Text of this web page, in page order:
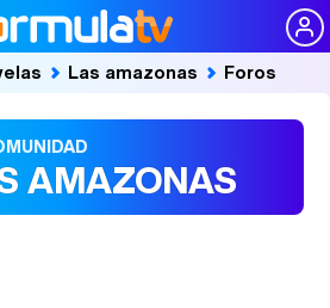
Las amazonas Foros
AMAZONAS